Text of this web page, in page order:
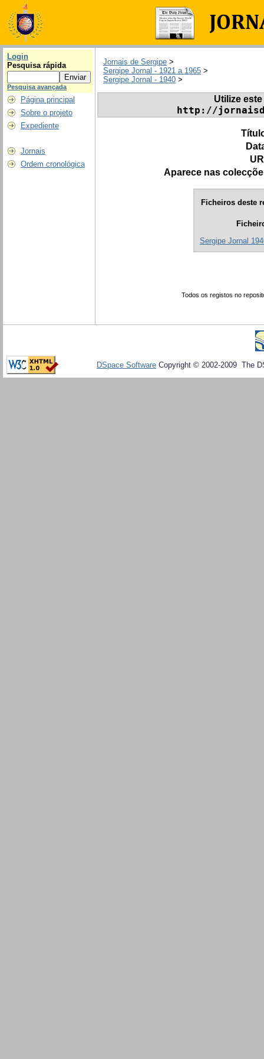
Login
Pesquisa rápida
Pesquisa avançada
Página principal
Sobre o projeto
Expediente
Jornais
Ordem cronológica
Jornais de Sergipe >
Sergipe Jornal - 1921 a 1965 >
Sergipe Jornal - 1940 >
Utilize
http://
Aparece nas
Ficheiros deste
Sergipe Jornal
Todos os registos no
DSpace Software Copyright © 2002-2009 The